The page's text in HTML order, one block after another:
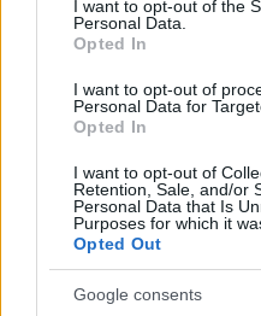
I want to opt-out of the
Personal Data.
Opted In
I want to opt-out of
Personal Data for
Opted In
I want to opt-out of
Retention, Sale, and/or
Personal Data that Is
Purposes for which it
Opted Out
Google consents
performances από τους
infosessions από
οργανώσεις, καθώς και
τέλος των ομιλιών.
Για τηνEurolife FFH
φρέσκες πρωτοβουλίες
νέους να καταφέρουν
αυτό και έχει